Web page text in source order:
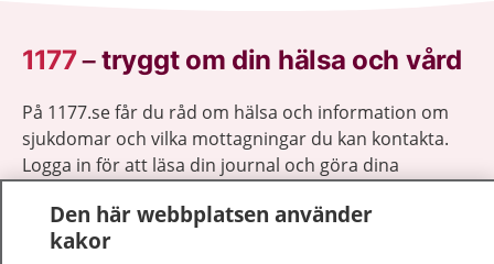
1177–tryggt om din hälsa och vård
På 1177.se får du råd om hälsa och information om
sjukdomar och vilka mottagningar du kan kontakta.
Logga in för att läsa din journal och göra dina
sjukvårdsrådgivning dygnet runt.
1177 ger dig råd när du vill må bättre.
Den här webbplatsen använder
kakor